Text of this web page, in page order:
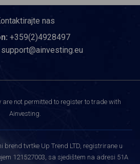
nas
+359(2)4928497
support@ainvesting.eu
are not permitted to register to trade with
Ainvesting.
brend tvrtke Up Trend LTD, registrirane u
121527003, sa sjedištem na adresi 51A